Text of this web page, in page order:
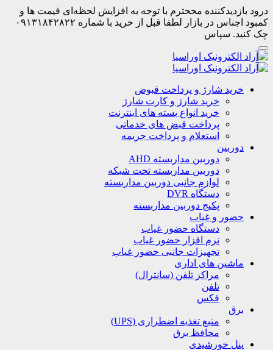
درود بازدیدکننده مححترم با توجه به افزایش لحظه‌ای قیمت ها و
کمبود اجناس در بازار لطفا قبل از خرید با شماره ۰۹۱۳۱۸۴۲۸۲۲
چک کنید. سپاس
خرید شارژ و پرداخت قبوض
خرید شارژ و کارت شارژ
خرید انواع بسته های اینترنت
پرداخت قبض های خدماتی
استعلام و پرداخت جریمه
دوربین
دوربین مداربسته AHD
دوربین مداربسته تحت شبکه
لوازم جانبی دوربین مداربسته
دستگاه DVR
پکیج دوربین مداربسته
حضور و غیاب
دستگاه حضور غیاب
نرم افزار حضور غیاب
تجهیزات جانبی حضور غیاب
ماشین های اداری
مراکز تلفن (سانترال)
تلفن
فکس
برق
منبع تغذیه اضطراری (UPS)
محافظ برق
پنل خورشیدی